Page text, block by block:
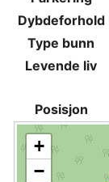
Dybdeforhold
Type bunn
Levende liv
Posisjon
+
−